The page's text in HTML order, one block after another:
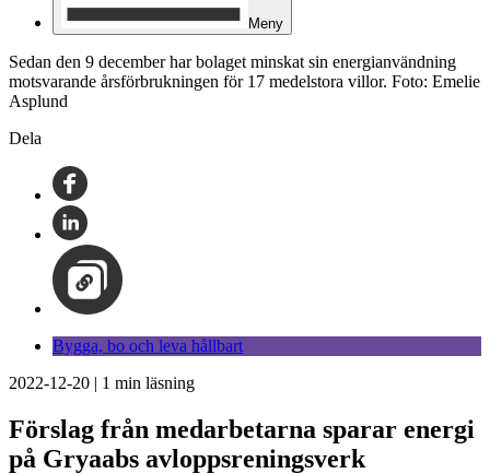
Meny
Sedan den 9 december har bolaget minskat sin energianvändning
motsvarande årsförbrukningen för 17 medelstora villor. Foto: Emelie
Asplund
Dela
Bygga, bo och leva hållbart
2022-12-20 | 1 min läsning
Förslag från medarbetarna sparar energi
på Gryaabs avloppsreningsverk